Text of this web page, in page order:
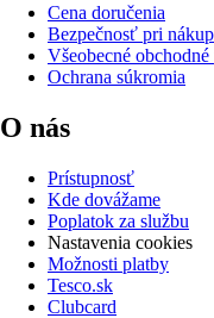
Cena doručenia
Bezpečnosť pri
Všeobecné
Ochrana súkromia
O nás
Prístupnosť
Kde dovážame
Poplatok za službu
Nastavenia cookies
Možnosti platby
Tesco.sk
Clubcard